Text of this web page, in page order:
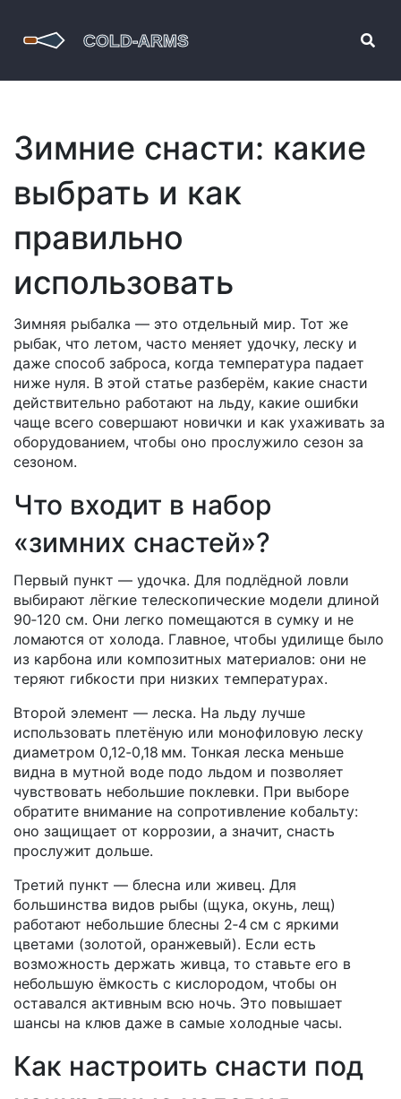
Зимние снасти: какие
выбрать и как
правильно
использовать
Зимняя рыбалка — это отдельный мир. Тот же
рыбак, что летом, часто меняет удочку, леску и
даже способ заброса, когда температура падает
ниже нуля. В этой статье разберём, какие снасти
действительно работают на льду, какие ошибки
чаще всего совершают новички и как ухаживать за
оборудованием, чтобы оно прослужило сезон за
сезоном.
Что входит в набор
«зимних снастей»?
Первый пункт — удочка. Для подлёдной ловли
выбирают лёгкие телескопические модели длиной
90‑120 см. Они легко помещаются в сумку и не
ломаются от холода. Главное, чтобы удилище было
из карбона или композитных материалов: они не
теряют гибкости при низких температурах.
Второй элемент — леска. На льду лучше
использовать плетёную или монофиловую леску
диаметром 0,12‑0,18 мм. Тонкая леска меньше
видна в мутной воде подо льдом и позволяет
чувствовать небольшие поклевки. При выборе
обратите внимание на сопротивление кобальту:
оно защищает от коррозии, а значит, снасть
прослужит дольше.
Третий пункт — блесна или живец. Для
большинства видов рыбы (щука, окунь, лещ)
работают небольшие блесны 2‑4 см с яркими
цветами (золотой, оранжевый). Если есть
возможность держать живца, то ставьте его в
небольшую ёмкость с кислородом, чтобы он
оставался активным всю ночь. Это повышает
шансы на клюв даже в самые холодные часы.
Как настроить снасти под